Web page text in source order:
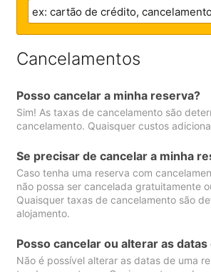
Cancelamentos
Posso cancelar a minha reserva?
Sim! As taxas de cancelamento são
cancelamento. Quaisquer custos
Se precisar de cancelar a minha
Caso tenha uma reserva com
não possa ser cancelada gratuitamente
Quaisquer taxas de cancelamento são
alojamento.
Posso cancelar ou alterar as
Não é possível alterar as datas de uma